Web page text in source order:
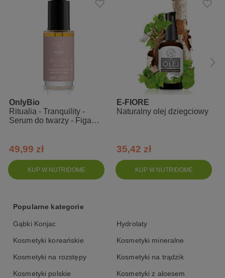
- do masaży relaksacyjnych w połączeniu z olejkami eterycznymi
- bezpośrednio na płytkę paznokcia w celu jej wzmocnienia
Skład: 100% Perilla Ocymoides Seed Oil
KUP W NUTRIDOME
OnlyBio
Ritualia - Tranquility -
Serum do twarzy - Figa
49,99 zł
KUP W NUTRIDOME
E-FIORE
Naturalny olej dziegciowy
35,42 zł
Popularne kategorie
Gąbki Konjac Hydrolaty
Kosmetyki koreańskie Kosmetyki mineralne
Kosmetyki na rozstępy Kosmetyki na trądzik
Kosmetyki polskie Kosmetyki z aloesem